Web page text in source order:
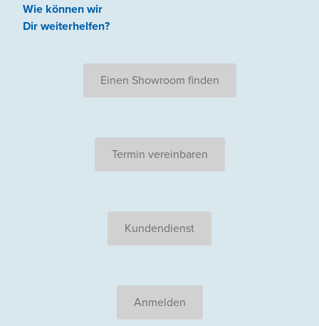
Wie können wir
Dir weiterhelfen?
Einen Showroom finden
Termin vereinbaren
Kundendienst
Anmelden